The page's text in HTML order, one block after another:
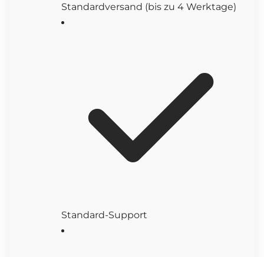
Standardversand (bis zu 4 Werktage)
Standard-Support